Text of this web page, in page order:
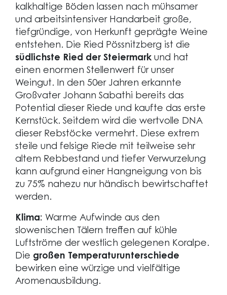
kalkhaltige Böden lassen nach mühsamer
und arbeitsintensiver Handarbeit große,
tiefgründige, von Herkunft geprägte Weine
entstehen. Die Ried Pössnitzberg ist die
südlichste Ried der Steiermarkund hat
einen enormen Stellenwert für unser
Weingut. In den 50er Jahren erkannte
Großvater Johann Sabathi bereits das
Potential dieser Riede und kaufte das erste
Kernstück. Seitdem wird die wertvolle DNA
dieser Rebstöcke vermehrt. Diese extrem
steile und felsige Riede mit teilweise sehr
altem Rebbestand und tiefer Verwurzelung
kann aufgrund einer Hangneigung von bis
zu 75% nahezu nur händisch bewirtschaftet
werden.
Klima: Warme Aufwinde aus den
slowenischen Tälern treffen auf kühle
Luftströme der westlich gelegenen Koralpe.
Die großen Temperaturunterschiede
bewirken eine würzige und vielfältige
Aromenausbildung.